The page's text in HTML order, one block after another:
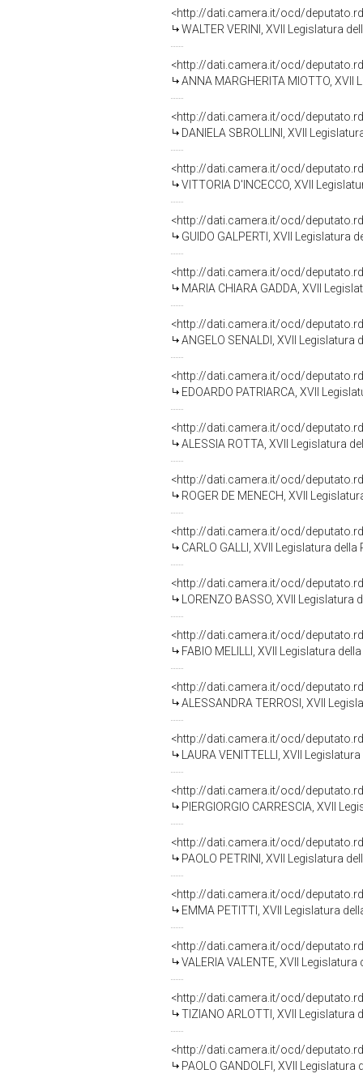
<http://dati.camera.it/ocd/
WALTER VERINI, XVII Legislatura
<http://dati.camera.it/ocd/
ANNA MARGHERITA MIOTTO,
<http://dati.camera.it/ocd/
DANIELA SBROLLINI, XVII
<http://dati.camera.it/ocd/
VITTORIA D'INCECCO, XVII
<http://dati.camera.it/ocd/
GUIDO GALPERTI, XVII Legislatura
<http://dati.camera.it/ocd/
MARIA CHIARA GADDA, XVII
<http://dati.camera.it/ocd/
ANGELO SENALDI, XVII Legislatura
<http://dati.camera.it/ocd/
EDOARDO PATRIARCA, XVII
<http://dati.camera.it/ocd/
ALESSIA ROTTA, XVII Legislatura
<http://dati.camera.it/ocd/
ROGER DE MENECH, XVII
<http://dati.camera.it/ocd/
CARLO GALLI, XVII Legislatura
<http://dati.camera.it/ocd/
LORENZO BASSO, XVII Legislatura
<http://dati.camera.it/ocd/
FABIO MELILLI, XVII Legislatura
<http://dati.camera.it/ocd/
ALESSANDRA TERROSI, XVII
<http://dati.camera.it/ocd/
LAURA VENITTELLI, XVII
<http://dati.camera.it/ocd/
PIERGIORGIO CARRESCIA, XVII
<http://dati.camera.it/ocd/
PAOLO PETRINI, XVII Legislatura
<http://dati.camera.it/ocd/
EMMA PETITTI, XVII Legislatura
<http://dati.camera.it/ocd/
VALERIA VALENTE, XVII
<http://dati.camera.it/ocd/
TIZIANO ARLOTTI, XVII Legislatura
<http://dati.camera.it/ocd/
PAOLO GANDOLFI, XVII Legislatura